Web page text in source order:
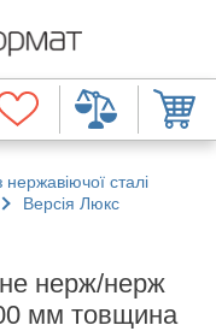
сталі
Версія Люкс
нерж/нерж
мм товщина